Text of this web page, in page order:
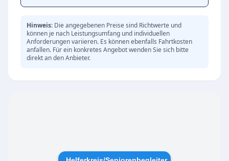
hauptamtliche Mitarbeiter, die Senioren und
Seniorinnen bei täglichen Aktivitäten begleiten
und unterstützen, darunter:
Begleitung bei Spaziergängen und Einkäufen
Gedächtnistraining und soziale
Innerhalb des Helferkreises und der Caritas
Hinweis: Die angegebenen Preise sind Richtwerte und
können je nach Leistungsumfang und individuellen
Anforderungen variieren. Es können ebenfalls Fahrtkosten
anfallen. Für ein konkretes Angebot wenden Sie sich bitte
direkt an den Anbieter.